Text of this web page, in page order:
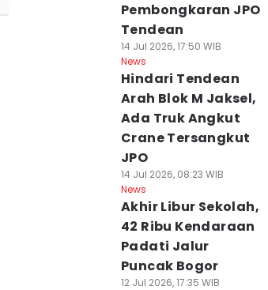
Pembongkaran JPO
Tendean
14 Jul 2026, 17:50 WIB
News
Hindari Tendean
Arah Blok M Jaksel,
Ada Truk Angkut
Crane Tersangkut
JPO
14 Jul 2026, 08:23 WIB
News
Akhir Libur Sekolah,
42 Ribu Kendaraan
Padati Jalur
Puncak Bogor
12 Jul 2026, 17:35 WIB